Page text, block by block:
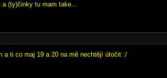
a (ty)činky tu mam take...
a ti co maj 19 a 20 na mě nechtějí útočit :/